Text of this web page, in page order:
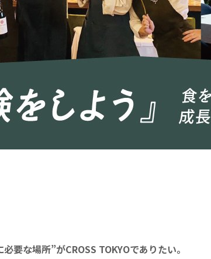
要な場所”がCROSS TOKYOでありたい｡